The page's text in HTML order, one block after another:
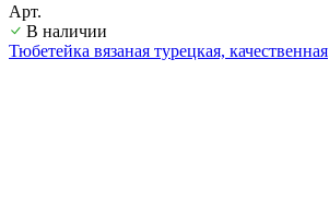
Арт.
В наличии
Тюбетейка вязаная турецкая, качественная